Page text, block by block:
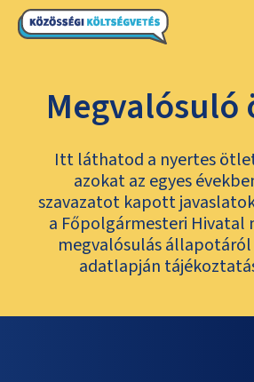
Megvalósuló
Itt láthatod a nyertes
azokat az egyes
szavazatot kapott
a Főpolgármesteri Hivatal
megvalósulás
adatlapján